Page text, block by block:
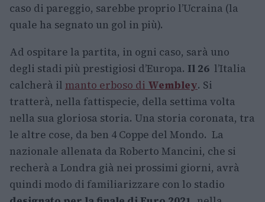
caso di pareggio, sarebbe proprio l’Ucraina (la
quale ha segnato un gol in più).
Ad ospitare la partita, in ogni caso, sarà uno
degli stadi più prestigiosi d’Europa. Il 26 l’Italia
calcherà il manto erboso di Wembley. Si
tratterà, nella fattispecie, della settima volta
nella sua gloriosa storia. Una storia coronata, tra
le altre cose, da ben 4 Coppe del Mondo. La
nazionale allenata da Roberto Mancini, che si
recherà a Londra già nei prossimi giorni, avrà
quindi modo di familiarizzare con lo stadio